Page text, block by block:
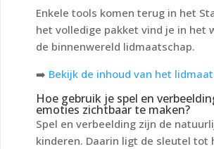
Enkele tools komen terug in het
het volledige pakket vind je in het
de binnenwereld lidmaatschap.
➡️ Bekijk de inhoud van het
Hoe gebruik je spel en
emoties zichtbaar te maken?
Spel en verbeelding zijn de
kinderen. Daarin ligt de sleutel tot